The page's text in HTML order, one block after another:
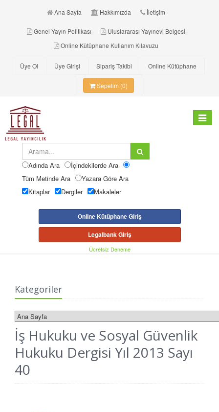
Ana Sayfa Hakkımızda İletişim
Genel Yayın Politikası
Uluslararası Yayınevi Belgesi
Online Kütüphane Kullanım Kılavuzu
Üye Ol Üye Girişi Sipariş Takibi Online Kütüphane
Sepetim (0)
Toggle
Adında Ara
İçindekilerde Ara
Tüm Metinde Ara
Yazara Göre Ara
Kitaplar
Dergiler Makaleler
Online Kütüphane Giriş
Legalbank Giriş
Ücretsiz Deneme
Kategoriler
İş Hukuku ve Sosyal Güvenlik
Hukuku Dergisi Yıl 2013 Sayı
40